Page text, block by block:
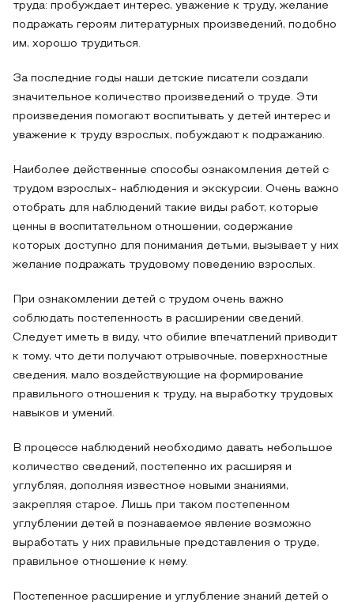
труда: пробуждает интерес, уважение к труду, желание
подражать героям литературных произведений, подобно
им, хорошо трудиться.
За последние годы наши детские писатели создали
значительное количество произведений о труде. Эти
произведения помогают воспитывать у детей интерес и
уважение к труду взрослых, побуждают к подражанию.
Наиболее действенные способы ознакомления детей с
трудом взрослых- наблюдения и экскурсии. Очень важно
отобрать для наблюдений такие виды работ, которые
ценны в воспитательном отношении, содержание
которых доступно для понимания детьми, вызывает у них
желание подражать трудовому поведению взрослых.
При ознакомлении детей с трудом очень важно
соблюдать постепенность в расширении сведений.
Следует иметь в виду, что обилие впечатлений приводит
к тому, что дети получают отрывочные, поверхностные
сведения, мало воздействующие на формирование
правильного отношения к труду, на выработку трудовых
навыков и умений.
В процессе наблюдений необходимо давать небольшое
количество сведений, постепенно их расширяя и
углубляя, дополняя известное новыми знаниями,
закрепляя старое. Лишь при таком постепенном
углублении детей в познаваемое явление возможно
выработать у них правильные представления о труде,
правильное отношение к нему.
Постепенное расширение и углубление знаний детей о